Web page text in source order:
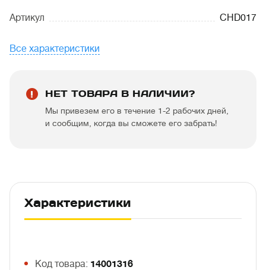
Артикул CHD017
Все характеристики
НЕТ ТОВАРА В НАЛИЧИИ?
Мы привезем его в течение 1-2 рабочих дней,
и сообщим, когда вы сможете его забрать!
Характеристики
Код товара: 14001316